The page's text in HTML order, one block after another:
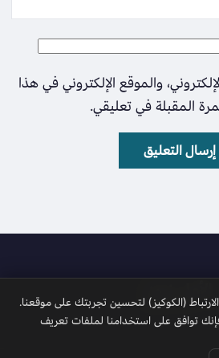
والموقع الإلكتروني في هذا
المقبلة في تعليقي.
الأمل نيوز
(الكوكيز) لتحسين تجربتك على موقعنا.
توافق على استخدامنا لملفات تعريف